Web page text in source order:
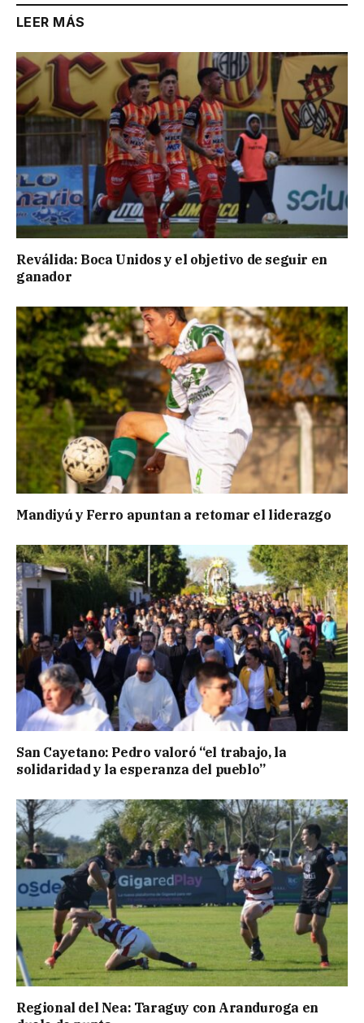
LEER MÁS
Reválida: Boca Unidos y el objetivo de seguir en
ganador
Mandiyú y Ferro apuntan a retomar el liderazgo
San Cayetano: Pedro valoró “el trabajo, la
solidaridad y la esperanza del pueblo”
Regional del Nea: Taraguy con Aranduroga en